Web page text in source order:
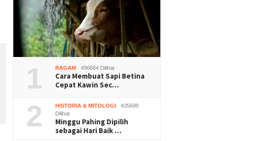
1 RAGAM 496664 Dilihat
Cara Membuat Sapi Betina
Cepat Kawin Sec…
2 HISTORIA & MITOLOGI
435699
Dilihat
Minggu Pahing Dipilih
sebagai Hari Baik …